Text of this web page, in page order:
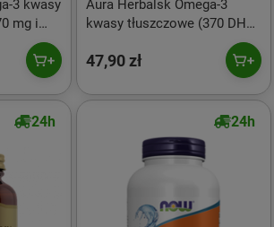
3 kwasy
mg i
200 ml
Aura Herbalsk Omega-3
kwasy tłuszczowe (370 DHA)
+ D3 (2000IU) + K2MK7 w
płynie 200 ml
47,90 zł
24h 24h